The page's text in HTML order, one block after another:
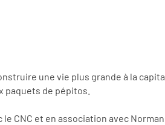
une vie plus grande à la
paquets de pépitos.
CNC et en association avec